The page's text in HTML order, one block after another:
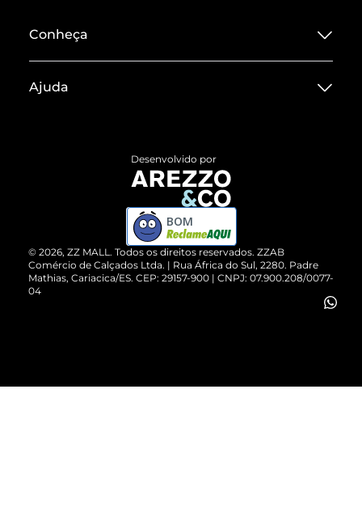
Conheça
Termos de Uso
ZZ MALL é confiável
Cartão Presente
Vendas Corporativas
Ajuda
Devolução do Produto
Compre pelo WhatsApp
© 2026, ZZ MALL. Todos os direitos reservados. ZZAB
Comércio de Calçados Ltda. | Rua África do Sul, 2280. Padre
Mathias, Cariacica/ES. CEP: 29157-900 | CNPJ: 07.900.208/0077-
04
Desenvolvido por
BOM